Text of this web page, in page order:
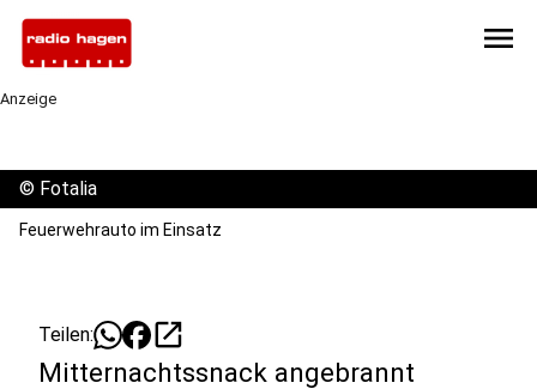
menu
Anzeige
© Fotalia
Feuerwehrauto im Einsatz
Teilen: open_in_new
Mitternachtssnack angebrannt